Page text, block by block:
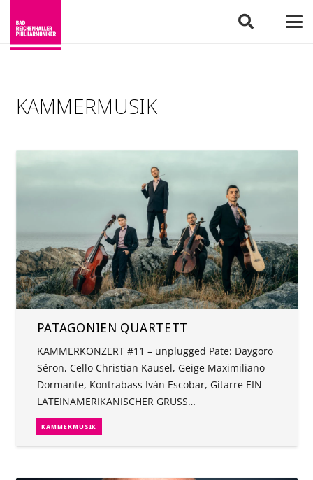
KAMMERMUSIK
PATAGONIEN QUARTETT
KAMMERKONZERT #11 – unplugged Pate: Daygoro
Séron, Cello Christian Kausel, Geige Maximiliano
Dormante, Kontrabass Iván Escobar, Gitarre EIN
LATEINAMERIKANISCHER GRUSS…
KAMMERMUSIK